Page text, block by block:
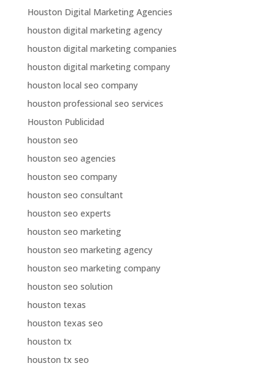
Houston Digital Marketing Agencies
houston digital marketing agency
houston digital marketing companies
houston digital marketing company
houston local seo company
houston professional seo services
Houston Publicidad
houston seo
houston seo agencies
houston seo company
houston seo consultant
houston seo experts
houston seo marketing
houston seo marketing agency
houston seo marketing company
houston seo solution
houston texas
houston texas seo
houston tx
houston tx seo